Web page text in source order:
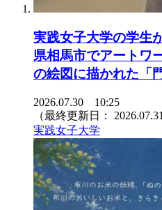
実践女子大学の学生
県相馬市でアートワ
の絵図に描かれた「
2026.07.30 10:25
（最終更新日：
実践女子大学